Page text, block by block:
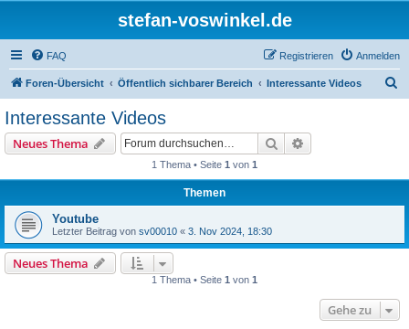
stefan-voswinkel.de
FAQ Anmelden
Registrieren
Foren-Übersicht Öffentlich sichbarer Bereich Interessante Videos
Interessante Videos
Neues Thema Suche
1 Thema • Seite 1 von 1
Themen
Youtube
Letzter Beitrag von sv00010 « 3. Nov 2024, 18:30
Neues Thema
1 Thema • Seite 1 von 1
Gehe zu